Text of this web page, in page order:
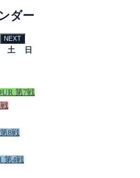
ダー
NEXT
土
日
第7戦
8戦
第4戦